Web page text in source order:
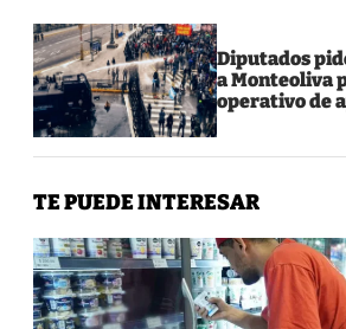
Diputados
a Monteoliva
operativo de
TE PUEDE INTERESAR